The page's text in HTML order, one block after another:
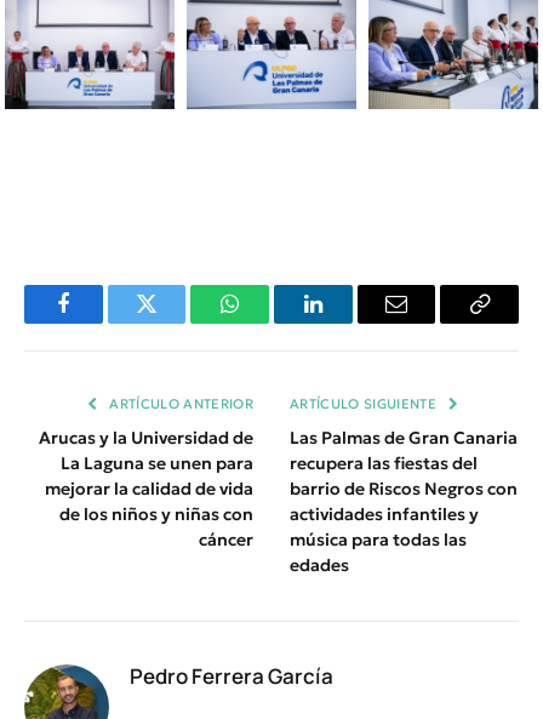
FacebookTwitter WhatsAppLinkedInEmail
Copiar
ARTÍCULO ANTERIOR
Arucas y la Universidad de
La Laguna se unen para
mejorar la calidad de vida
de los niños y niñas con
cáncer
ARTÍCULO SIGUIENTE
Las Palmas de Gran Canaria
recupera las fiestas del
barrio de Riscos Negros con
actividades infantiles y
música para todas las
edades
Pedro Ferrera García